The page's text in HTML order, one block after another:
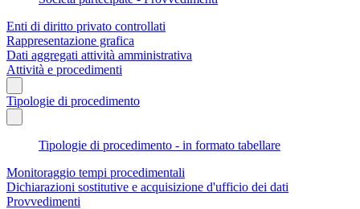
Enti di diritto privato controllati
Rappresentazione grafica
Dati aggregati attività amministrativa
Attività e procedimenti
Tipologie di procedimento
Tipologie di procedimento - in formato tabellare
Monitoraggio tempi procedimentali
Dichiarazioni sostitutive e acquisizione d'ufficio dei dati
Provvedimenti